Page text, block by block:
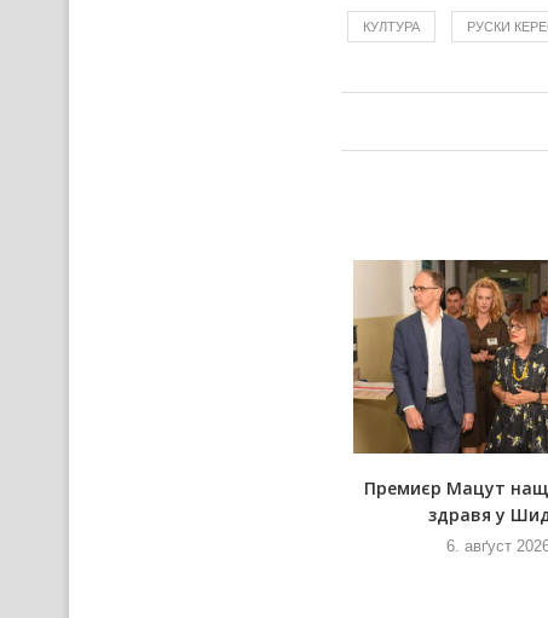
КУЛТУРА РУСКИ
Премиєр Мацут
здравя у
6. авґуст